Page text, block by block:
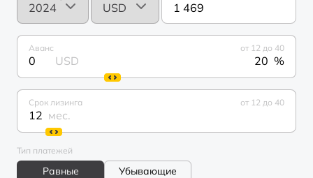
1 469
Аванс
0 USD
от 12 до 40
%
Срок лизинга
мес.
от 12 до 40
Тип платежей
Равные Убывающие